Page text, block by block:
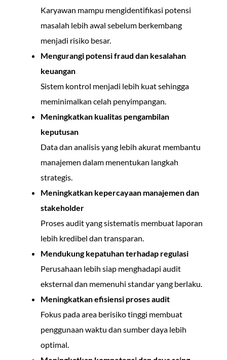
Karyawan mampu mengidentifikasi potensi
masalah lebih awal sebelum berkembang
menjadi risiko besar.
Mengurangi potensi fraud dan kesalahan
keuangan
Sistem kontrol menjadi lebih kuat sehingga
meminimalkan celah penyimpangan.
Meningkatkan kualitas pengambilan
keputusan
Data dan analisis yang lebih akurat membantu
manajemen dalam menentukan langkah
strategis.
Meningkatkan kepercayaan manajemen dan
stakeholder
Proses audit yang sistematis membuat laporan
lebih kredibel dan transparan.
Mendukung kepatuhan terhadap regulasi
Perusahaan lebih siap menghadapi audit
eksternal dan memenuhi standar yang berlaku.
Meningkatkan efisiensi proses audit
Fokus pada area berisiko tinggi membuat
penggunaan waktu dan sumber daya lebih
optimal.